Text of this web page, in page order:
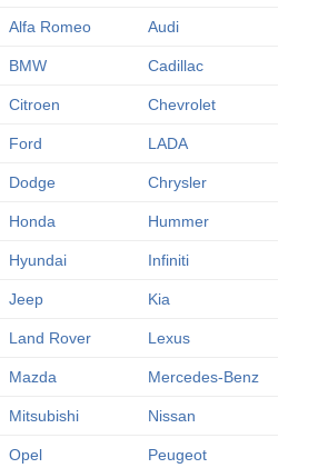
Alfa Romeo Audi
BMW Cadillac
Citroen Chevrolet
Ford LADA
Dodge Chrysler
Honda Hummer
Hyundai Infiniti
Jeep Kia
Land Rover Lexus
Mazda Mercedes-Benz
Mitsubishi Nissan
Opel Peugeot